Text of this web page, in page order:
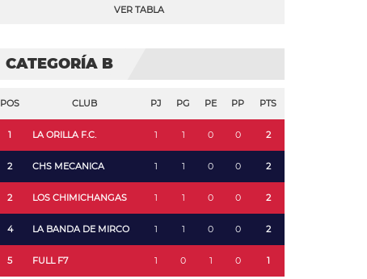
VER TABLA
CATEGORÍA B
POS CLUB PJ PG PE PP PTS
1 LA ORILLA F.C. 1 1 0 0 2
2 CHS MECANICA 1 1 0 0 2
2 LOS CHIMICHANGAS 1 1 0 0 2
4 LA BANDA DE MIRCO 1 1 0 0 2
5 FULL F7 1 0 1 0 1